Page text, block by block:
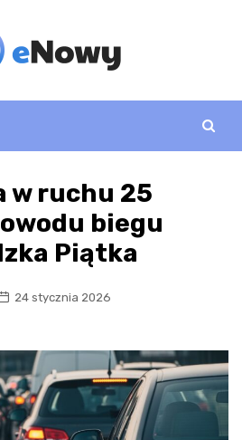
w ruchu 25
biegu
Piątka
24 stycznia 2026